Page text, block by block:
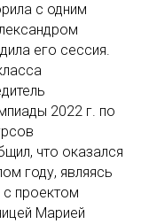
с одним
его сессия.
2022 г. по
что оказался
году, являясь
проектом
Марией